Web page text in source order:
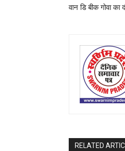
वान डि बीक गोवा का
RELATED